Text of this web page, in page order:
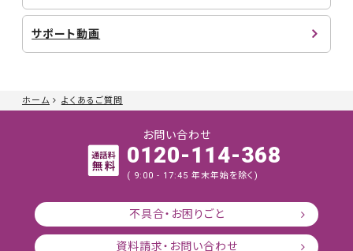
ホーム よくあるご質問
サポート動画
お問い合わせ
0120-114-368
( 9:00 - 17:45 年末年始を除く)
不具合・お困りごと
資料請求・お問い合わせ